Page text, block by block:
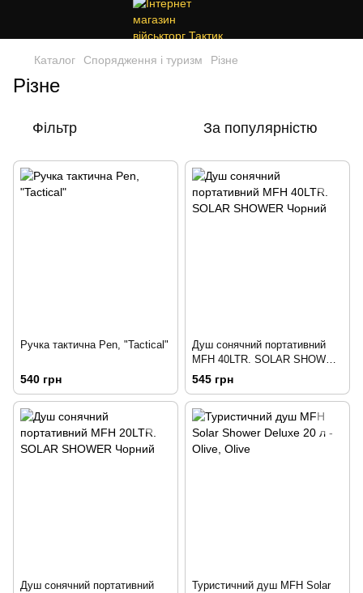
Каталог Спорядження і туризм Різне
Різне
Фільтр За популярністю
Ручка тактична Pen, "Tactical"
540 грн
Душ сонячний портативний
MFH 40LTR. SOLAR SHOWER
Чорний
545 грн
Душ сонячний портативний
Туристичний душ MFH Solar